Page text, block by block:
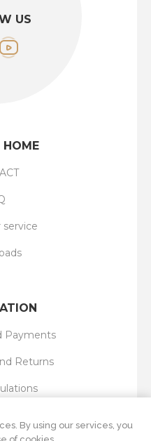
US
Payments
Returns
By using our services, you